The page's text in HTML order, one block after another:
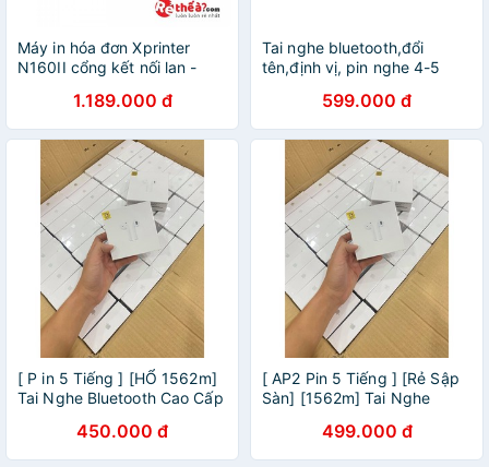
Máy in hóa đơn Xprinter
N160II cổng kết nối lan -
cuộn giấy in1.189.000 đ
Tai nghe bluetooth,đổi
tên,định vị, pin nghe 4-5
599.000 đ
[ P in 5 Tiếng ] [HỔ 1562m]
Tai Nghe Bluetooth Cao Cấp
& Androi450.000 đ
[ AP2 Pin 5 Tiếng ] [Rẻ Sập
Sàn] [1562m] Tai Nghe
Định Vị Dùng Cả IOS &
Androi
499.000 đ